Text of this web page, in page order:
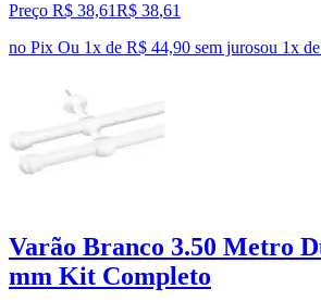
Preço R$ 38,61R$ 38,61
no Pix Ou 1x de R$ 44,90 sem jurosou 1x de
Varão Branco 3.50 Metro
mm Kit Completo